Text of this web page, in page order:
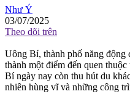
Như Ý
03/07/2025
Theo dõi trên
Uông Bí, thành phố năng
thành một điểm đến quen
Bí ngày nay còn thu hút du
nhiên hùng vĩ và những công